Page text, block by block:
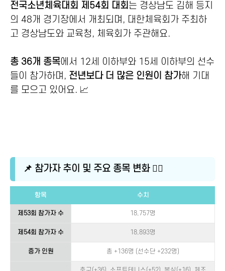
전국소년체육대회 제54회 대회 는 경상남도 김해 등지
의 48개 경기장에서 개최되며, 대한체육회가 주최하
고 경상남도와 교육청, 체육회가 주관해요.
총 36개 종목에서 12세 이하부와 15세 이하부의 선수
들이 참가하며, 전년보다 더 많은 인원이 참가해 기대
를 모으고 있어요. 📈
📌 참가자 추이 및 주요 종목 변화 🏃‍♀️
항목 수치
제53회 참가자 수 18,757명
제54회 참가자 수 18,893명
증가 인원 총 +136명 (선수단 +232명)